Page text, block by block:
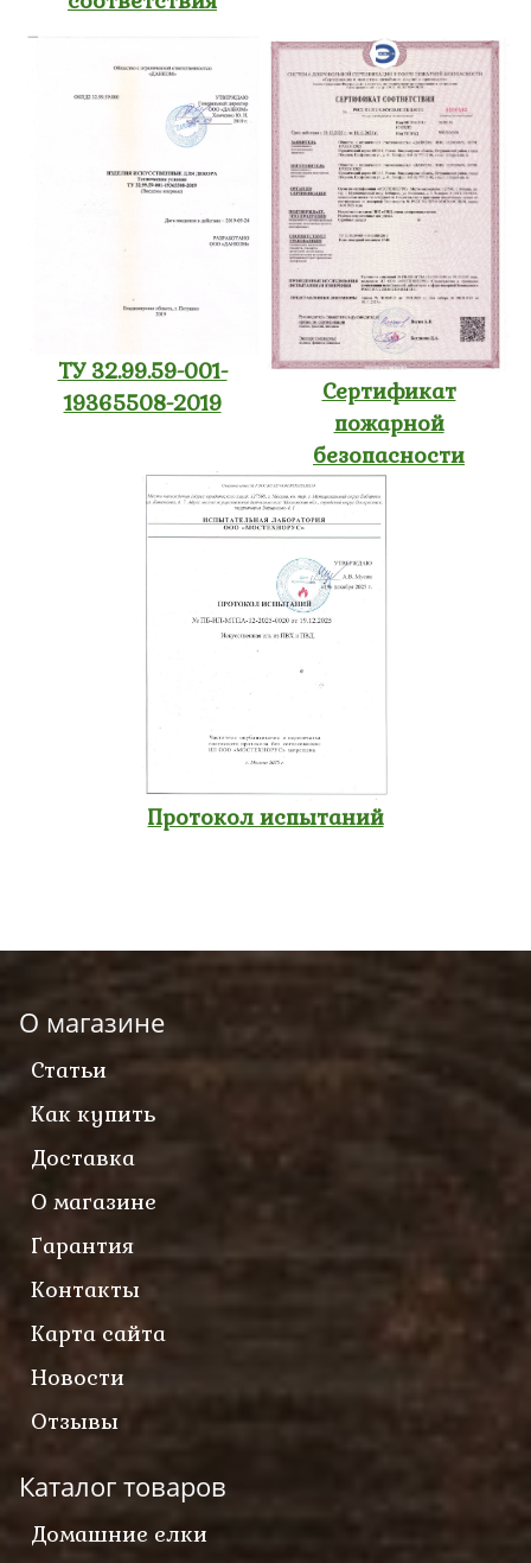
ТУ 32.99.59-001-
19365508-2019
Сертификат
пожарной
безопасности
Протокол испытаний
О магазине
Статьи
Как купить
Доставка
О магазине
Гарантия
Контакты
Карта сайта
Новости
Отзывы
Каталог товаров
Домашние елки